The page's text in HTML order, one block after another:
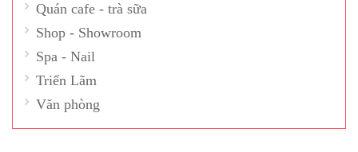
Quán cafe - trà sữa
Shop - Showroom
Spa - Nail
Triển Lãm
Văn phòng